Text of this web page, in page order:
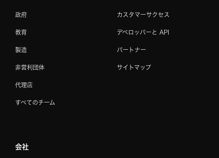
政府
教育
製造
非営利団体
代理店
すべてのチーム
カスタマーサクセス
デベロッパーと API
パートナー
サイトマップ
会社